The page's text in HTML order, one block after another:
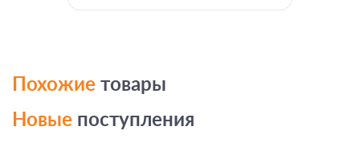
Похожие товары
Новые поступления